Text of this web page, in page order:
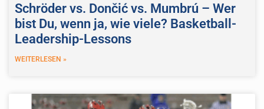
Schröder vs. Dončić vs. Mumbrú – Wer
bist Du, wenn ja, wie viele? Basketball-
Leadership-Lessons
WEITERLESEN »